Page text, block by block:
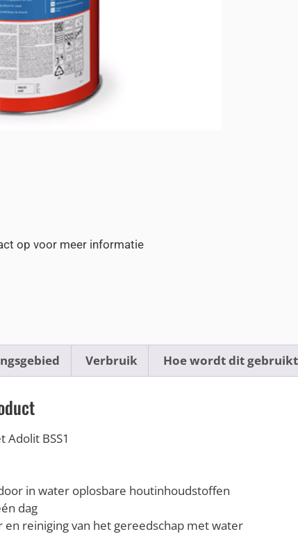
op voor meer informatie
Verbruik Hoe wordt dit
BSS1
in water oplosbare houtinhoudstoffen
dag
reiniging van het gereedschap met water